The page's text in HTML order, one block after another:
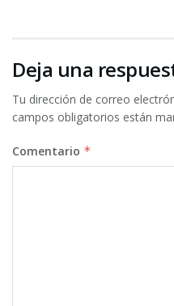
Deja una
Tu dirección de correo
campos obligatorios están
Comentario *